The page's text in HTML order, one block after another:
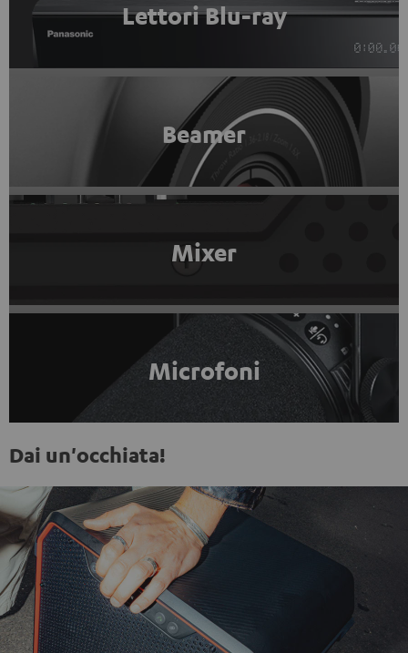
Lettori Blu-ray
Beamer
Mixer
Microfoni
Dai un'occhiata!